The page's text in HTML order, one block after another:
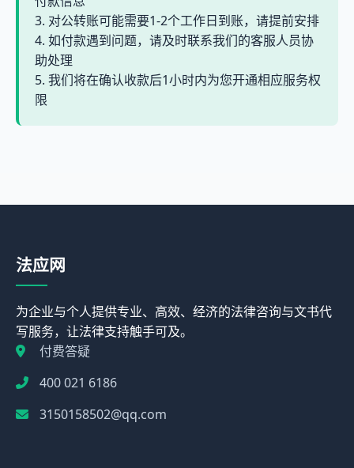
3. 对公转账可能需要1-2个工作日到账，请提前安排
4. 如付款遇到问题，请及时联系我们的客服人员协
助处理
5. 我们将在确认收款后1小时内为您开通相应服务权
限
法应网
为企业与个人提供专业、高效、经济的法律咨询与文书代
写服务，让法律支持触手可及。
付费答疑
400 021 6186
3150158502@qq.com